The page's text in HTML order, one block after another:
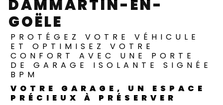
DAMMARTIN-EN-
GOËLE
PROTÉGEZ VOTRE VÉHICULE
ET OPTIMISEZ VOTRE
CONFORT AVEC UNE PORTE
DE GARAGE ISOLANTE SIGNÉE
BPM
VOTRE GARAGE, UN ESPACE
PRÉCIEUX À PRÉSERVER